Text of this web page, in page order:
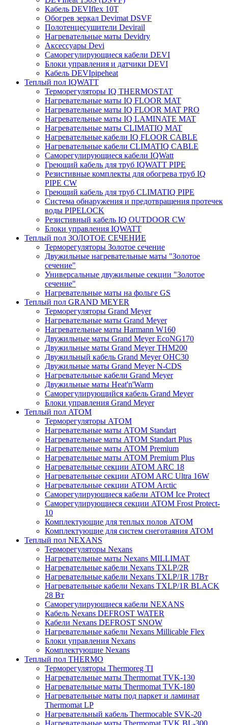
Кабель DEVIflex 10T
Обогрев зеркал Devimat DSVF
Полотенцесушители Devirail
Нагревательные маты Devidry
Аксессуары Devi
Саморегулирующиеся кабели DEVI
Блоки управления и датчики DEVI
Кабель DEVIpipeheat
Теплый пол IQWATT
Терморегуляторы IQ THERMOSTAT
Нагревательные маты IQ FLOOR MAT
Нагревательные маты IQ FLOOR MAT PRO
Нагревательные маты IQ LAMINATE MAT
Нагревательные маты CLIMATIQ MAT
Нагревательные кабели IQ FLOOR CABLE
Нагревательные кабели CLIMATIQ CABLE
Саморегулирующиеся кабели IQWatt
Греющий кабель для труб IQWATT PIPE
Резистивные комплекты для обогрева труб IQ
PIPE CW
Греющий кабель для труб CLIMATIQ PIPE
Система обнаружения и предотвращения протечек
воды PIPELOCK
Резистивный кабель IQ OUTDOOR CW
Блоки управления IQWATT
Теплый пол ЗОЛОТОЕ СЕЧЕНИЕ
Терморегуляторы Золотое сечение
Двужильные нагревательные маты "Золотое
сечение"
Универсальные двужильные секции "Золотое
сечение"
Нагревательные маты на фольге GS
Теплый пол GRAND MEYER
Терморегуляторы Grand Meyer
Нагревательные маты Grand Meyer
Нагревательные маты Harmann W160
Двужильные маты Grand Meyer EcoNG170
Двужильные маты Grand Meyer THM200
Двужильный кабель Grand Meyer OHC30
Двужильные маты Grand Meyer N-CDS
Нагревательные кабели Grand Meyer
Двужильные маты Heat'n'Warm
Саморегулирующийся кабель Grand Meyer
Блоки управления Grand Meyer
Теплый пол ATOM
Терморегуляторы АТОМ
Нагревательные маты АТОМ Standart
Нагревательные маты АТОМ Standart Plus
Нагревательные маты АТОМ Premium
Нагревательные маты АТОМ Premium Plus
Нагревательные секции АТОМ ARC 18
Нагревательные секции ATOM ARC Ultra 16W
Нагревательные секции АТОМ Arctic
Саморегулирующиеся кабели ATOM Ice Protect
Саморегулирующиеся секции ATOM Frost Protect-
10
Комплектующие для теплых полов ATOM
Комплектующие для систем снеготаяния ATOM
Теплый пол NEXANS
Терморегуляторы Nexans
Нагревательные маты Nexans MILLIMAT
Нагревательные кабели Nexans TXLP/2R
Нагревательные кабели Nexans TXLP/1R 17Вт
Нагревательные кабели Nexans TXLP/1R BLACK
28 Вт
Саморегулирующиеся кабели NEXANS
Кабель Nexans DEFROST WATER
Кабели Nexans DEFROST SNOW
Нагревательные кабели Nexans Millicable Flex
Блоки управления Nexans
Комплектующие Nexans
Теплый пол THERMO
Терморегуляторы Thermoreg TI
Нагревательные маты Thermomat TVK-130
Нагревательные маты Thermomat TVK-180
Нагревательные маты под паркет и ламинат
Thermomat LP
Нагревательный кабель Thermocable SVK-20
Нагревательные маты Thermomat TVK BL-300